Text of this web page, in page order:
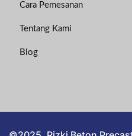
Cara Pemesanan
Tentang Kami
Blog